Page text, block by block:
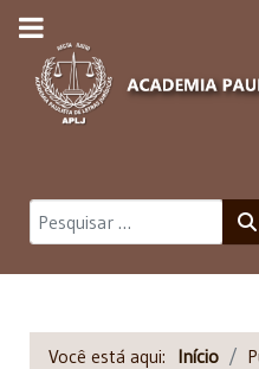
Pesquisar
Você está aqui: Início